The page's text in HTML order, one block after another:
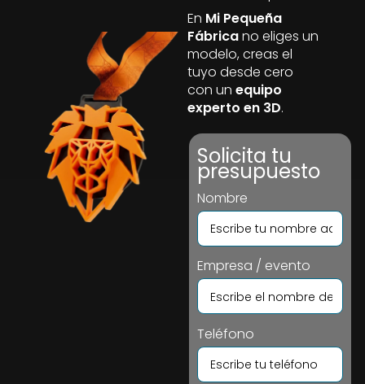
En Mi Pequeña
Fábricano eliges un
modelo, creas el
tuyo desde cero
con unequipo
experto en 3D.
Solicita tu
presupuesto
Nombre
Empresa / evento
Teléfono